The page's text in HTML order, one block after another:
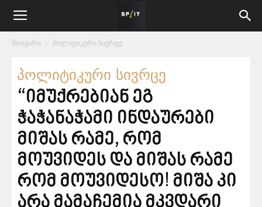
მთავარი პოლიტიკური სივრცე
პოლიტიკური სივრცე
“იმუქრებიან ეგ
ჭაჭანაჭამი ინდაურები
მიშას რამე, რომ
მოუვიდეს და მიშას რამე
რომ მოუვიდესო! მიშა კი
არა მამაჩემია მკვდარი